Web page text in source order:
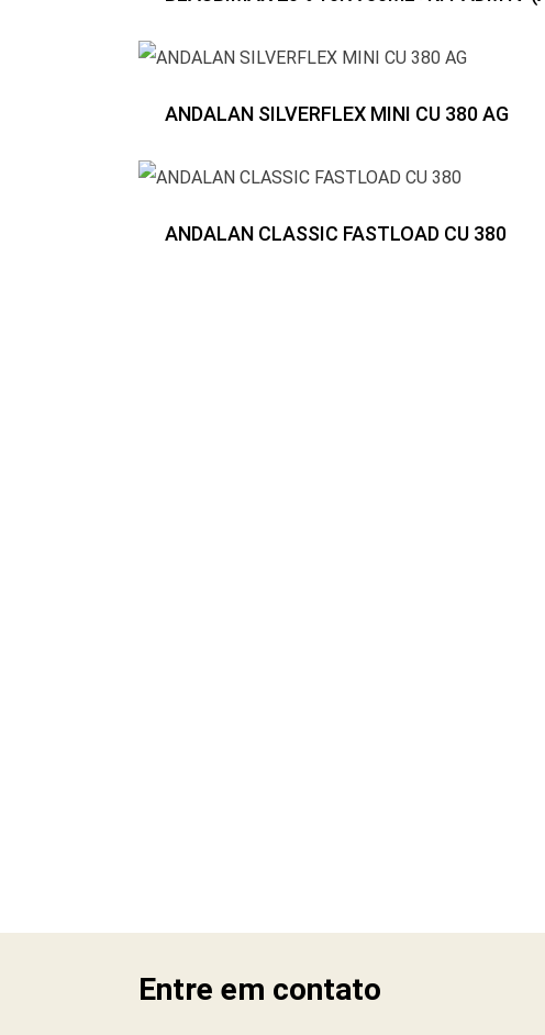
ANDALAN SILVERFLEX MINI CU 380 AG
ANDALAN CLASSIC FASTLOAD CU 380
Entre em contato